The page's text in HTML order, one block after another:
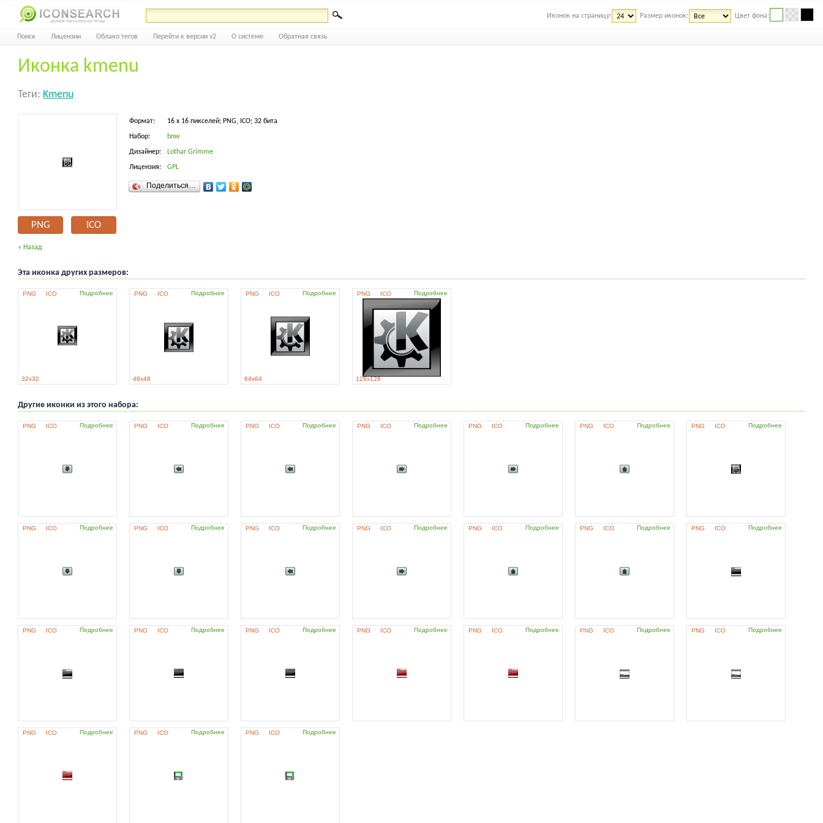
Иконок на страницу: Размер иконок: Цвет фона:
Поиск Лицензии Облако тегов Перейти к версии v2 О системе Обратная связь
Иконка kmenu
Теги: Kmenu
PNG ICO
Формат: 16 x 16 пикселей; PNG, ICO; 32 бита
Набор: bnw
Дизайнер: Lothar Grimme
Лицензия: GPL
Поделиться…
« Назад
Эта иконка других размеров:
PNG ICO Подробнее
32x32
PNG ICO Подробнее
48x48
PNG ICO Подробнее
64x64
PNG ICO Подробнее
128x128
Другие иконки из этого набора:
PNG ICO Подробнее PNG ICO Подробнее PNG ICO Подробнее PNG ICO Подробнее PNG ICO Подробнее PNG ICO Подробнее PNG ICO Подробнее
PNG ICO Подробнее PNG ICO Подробнее PNG ICO Подробнее PNG ICO Подробнее PNG ICO Подробнее PNG ICO Подробнее PNG ICO Подробнее
PNG ICO Подробнее PNG ICO Подробнее PNG ICO Подробнее PNG ICO Подробнее PNG ICO Подробнее PNG ICO Подробнее PNG ICO Подробнее
PNG ICO Подробнее PNG ICO Подробнее PNG ICO Подробнее